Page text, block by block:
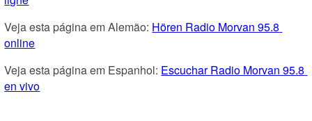
Veja esta página em Alemão: Hören Radio Morvan 95.8
online
Veja esta página em Espanhol: Escuchar Radio Morvan 95.8
en vivo